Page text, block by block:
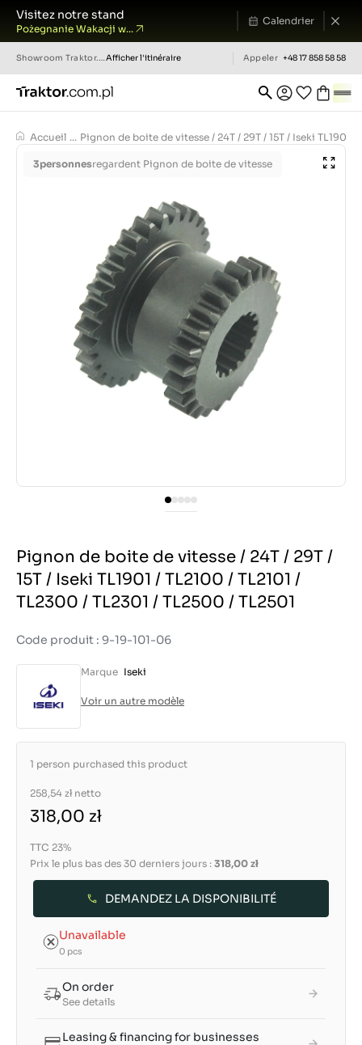
Visitez notre stand
Pożegnanie Wakacji w...
Calendrier
Showroom Traktor.com.pl Afficher l'itinéraire Appeler +48 17 858 58 58
Accueil ... Pignon de boite de vitesse / 24T / 29T / 15T / Iseki TL1901 /
3personnesregardent Pignon de boite de vitesse
Pignon de boite de vitesse / 24T / 29T /
15T / Iseki TL1901 / TL2100 / TL2101 /
TL2300 / TL2301 / TL2500 / TL2501
Code produit : 9-19-101-06
Marque Iseki
Voir un autre modèle
1 person purchased this product
258,54 zł netto
318,00 zł
TTC 23%
Prix le plus bas des 30 derniers jours : 318,00 zł
DEMANDEZ LA DISPONIBILITÉ
Unavailable
0 pcs
On order
See details
Leasing & financing for businesses